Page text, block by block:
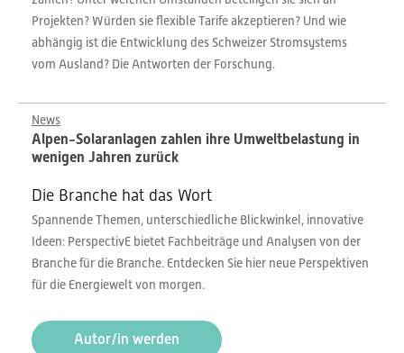
Projekten? Würden sie flexible Tarife akzeptieren? Und wie
abhängig ist die Entwicklung des Schweizer Stromsystems
vom Ausland? Die Antworten der Forschung.
News
Alpen-Solaranlagen zahlen ihre Umweltbelastung in
wenigen Jahren zurück
Die Branche hat das Wort
Spannende Themen, unterschiedliche Blickwinkel, innovative
Ideen: PerspectivE bietet Fachbeiträge und Analysen von der
Branche für die Branche. Entdecken Sie hier neue Perspektiven
für die Energiewelt von morgen.
Autor/in werden